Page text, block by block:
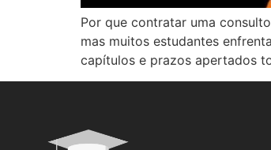
Por que contratar uma
mas muitos estudantes
capítulos e prazos apertados